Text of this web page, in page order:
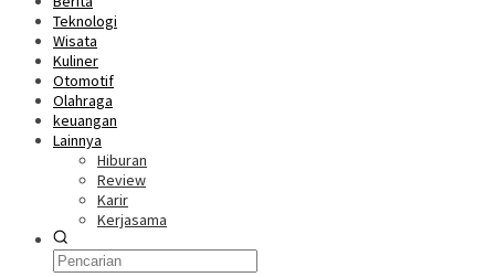
Teknologi
Wisata
Kuliner
Otomotif
Olahraga
keuangan
Lainnya
Hiburan
Review
Karir
Kerjasama